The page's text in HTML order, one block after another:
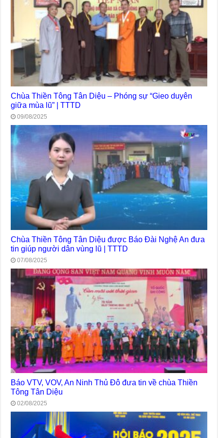
Chùa Thiền Tông Tân Diệu – Phóng sự “Gieo duyên
giữa mùa lũ” | TTTD
09/08/2025
Chùa Thiền Tông Tân Diệu được Báo Đài Nghệ An đưa
tin giúp người dân vùng lũ | TTTD
07/08/2025
Báo VTV, VOV, An Ninh Thủ Đô đưa tin về chùa Thiền
Tông Tân Diệu
02/08/2025